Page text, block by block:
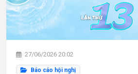
27/06/2026 20:02
Báo cáo hội nghị